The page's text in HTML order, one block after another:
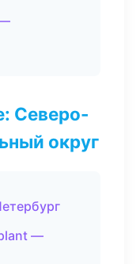
—
Северо-
округ
—